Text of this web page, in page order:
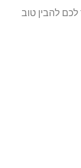
לכם להבין טוב